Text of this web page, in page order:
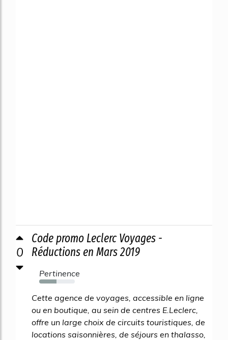
0
Code promo Leclerc Voyages -
Réductions en Mars 2019
Pertinence
49%
Cette agence de voyages, accessible en ligne
ou en boutique, au sein de centres E.Leclerc,
offre un large choix de circuits touristiques, de
locations saisonnières, de séjours en thalasso,